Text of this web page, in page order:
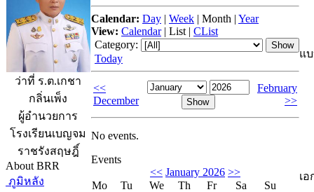
ว่าที่ ร.ต.เกชา
กลิ่นเพ็ง
ผู้อำนวยการ
โรงเรียนเบญจม
ราชรังสฤษฎิ์
About BRR
ภูมิหลัง
Calendar: Day | Week | Month | Year
View: Calendar| List | CList
Category:
Today
<<
December
February
>>
No events.
Events
<< January 2026 >>
Mo
Tu We Th Fr Sa
Su
แ
เ